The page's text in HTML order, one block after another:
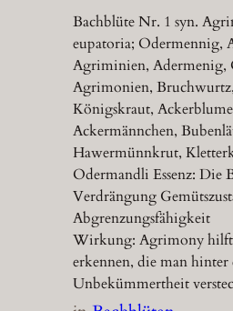
Bachblüte Nr. 1 syn.
eupatoria; Odermennig,
Agriminien, Adermenig,
Agrimonien,
Königskraut,
Ackermännchen,
Hawermünnkrut,
Odermandli Essenz: Die
Verdrängung
Abgrenzungsfähigkeit
Wirkung: Agrimony
erkennen, die man hinter
Unbekümmertheit